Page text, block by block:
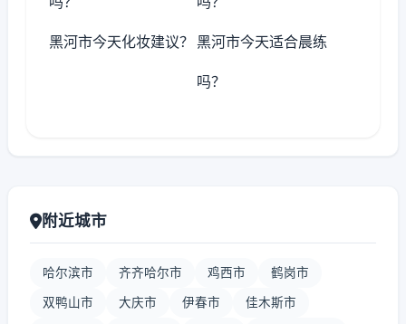
黑河市今天化妆建议？ 黑河市今天适合晨练
吗？
附近城市
哈尔滨市 齐齐哈尔市 鸡西市 鹤岗市
双鸭山市 大庆市 伊春市 佳木斯市